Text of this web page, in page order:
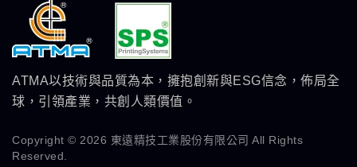
ATMA以技術與品質為本，擁抱創新與ESG信念，佈局全
球，引領產業，共創人類價值。
Copyright © 2026 東遠精技工業股份有限公司 All Rights
Reserved.